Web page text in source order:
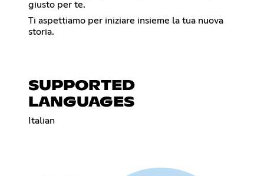
giusto per te.
Ti aspettiamo per iniziare insieme la tua nuova
storia.
SUPPORTED
LANGUAGES
Italian